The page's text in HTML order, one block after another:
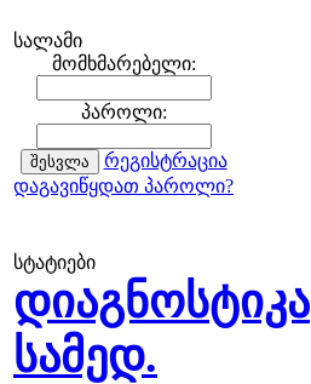
სალამი
მომხმარებელი:
პაროლი:
რეგისტრაცია
დაგავიწყდათ პაროლი?
სტატიები
დიაგნოსტიკა
სამედ.